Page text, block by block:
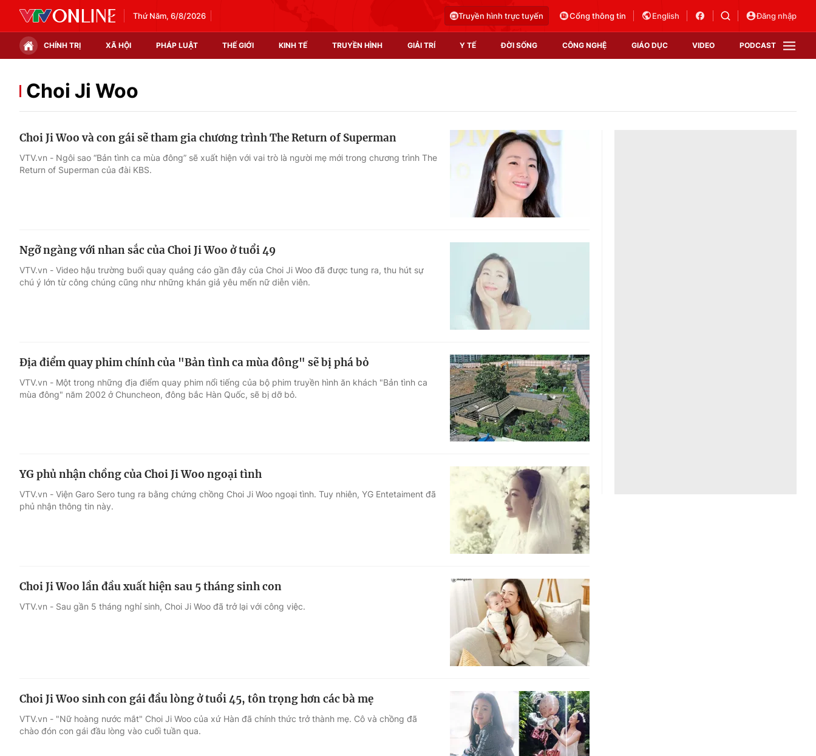
Thứ Năm, 6/8/2026 Truyền hình trực tuyến Cổng thông tin English Đăng nhập
CHÍNH TRỊ XÃ HỘI PHÁP LUẬT THẾ GIỚI KINH TẾ TRUYỀN HÌNH GIẢI TRÍ Y TẾ ĐỜI SỐNG CÔNG NGHỆ GIÁO DỤC VIDEO PODCAST
Chính trị
Thế giới đó đây
Video
Shorts video
Podcast
EMagazine
Photo
Infographic
Góc ảnh
Điện ảnh
Âm nhạc
Sao
Du lịch
Làm đẹp
Chất lượng cuộc sống
Tuyển sinh
Học trực tuyến
Công nghệ
Hitech Công nghệ tương lai
Sản phẩm
Thị trường
Tư vấn
VTV Sức khoẻ
Choi Ji Woo
Choi Ji Woo và con gái sẽ tham gia chương trình The Return of Superman
VTV.vn - Ngôi sao “Bản tình ca mùa đông” sẽ xuất hiện với vai trò là người mẹ mới trong chương trình The
Return of Superman của đài KBS.
Ngỡ ngàng với nhan sắc của Choi Ji Woo ở tuổi 49
VTV.vn - Video hậu trường buổi quay quảng cáo gần đây của Choi Ji Woo đã được tung ra, thu hút sự
chú ý lớn từ công chúng cũng như những khán giả yêu mến nữ diễn viên.
Địa điểm quay phim chính của "Bản tình ca mùa đông" sẽ bị phá bỏ
VTV.vn - Một trong những địa điểm quay phim nổi tiếng của bộ phim truyền hình ăn khách "Bản tình ca
mùa đông" năm 2002 ở Chuncheon, đông bắc Hàn Quốc, sẽ bị dỡ bỏ.
YG phủ nhận chồng của Choi Ji Woo ngoại tình
VTV.vn - Viện Garo Sero tung ra bằng chứng chồng Choi Ji Woo ngoại tình. Tuy nhiên, YG Entetaiment đã
phủ nhận thông tin này.
Choi Ji Woo lần đầu xuất hiện sau 5 tháng sinh con
VTV.vn - Sau gần 5 tháng nghỉ sinh, Choi Ji Woo đã trở lại với công việc.
Choi Ji Woo sinh con gái đầu lòng ở tuổi 45, tôn trọng hơn các bà mẹ
VTV.vn - "Nữ hoàng nước mắt" Choi Ji Woo của xứ Hàn đã chính thức trở thành mẹ. Cô và chồng đã
chào đón con gái đầu lòng vào cuối tuần qua.